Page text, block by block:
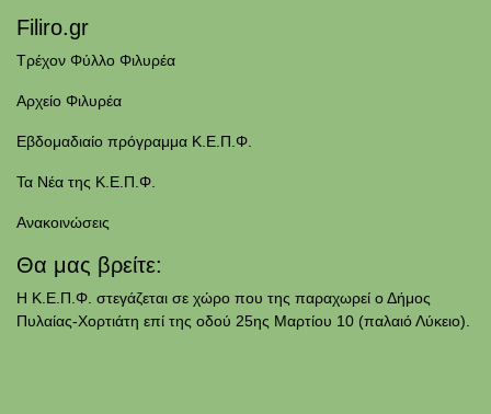
Filiro.gr
Τρέχον Φύλλο Φιλυρέα
Αρχείο Φιλυρέα
Εβδομαδιαίο πρόγραμμα Κ.Ε.Π.Φ.
Τα Νέα της Κ.Ε.Π.Φ.
Ανακοινώσεις
Θα μας βρείτε:
Η Κ.Ε.Π.Φ. στεγάζεται σε χώρο που της παραχωρεί ο Δήμος
Πυλαίας-Χορτιάτη επί της οδού 25ης Μαρτίου 10 (παλαιό Λύκειο).